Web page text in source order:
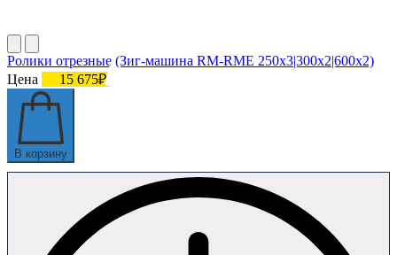
Ролики отрезные (Зиг-машина RM-RME 250x3|300x2|600x2)
Цена
15 675₽
В корзину